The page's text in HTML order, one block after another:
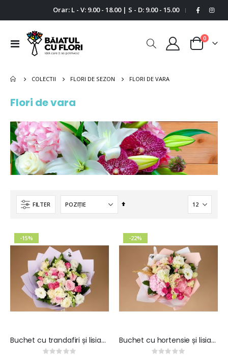
Orar: L - V: 9.00 - 18.00 | S - D: 9.00 - 15.00 |
Comutare
Cart
0
COLECTII FLORI DE SEZON FLORI DE VARA
Flori de vara
FILTER
Setați
-15%
Buchet cu trandafiri și lisianthus – Pink Harmony
Rating:
-22%
Buchet cu hortensie și lisianthus - Soft Elegance
Rating: